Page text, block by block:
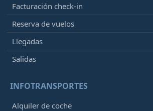
Facturación check-in
Reserva de vuelos
Llegadas
Salidas
INFOTRANSPORTES
Alquiler de coche